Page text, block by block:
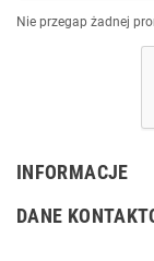
Nie przegap żadnej
INFORMACJE
DANE